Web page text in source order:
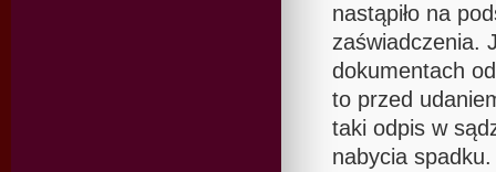
nastąpiło na
zaświadczenia.
dokumentach
to przed
taki odpis w
nabycia